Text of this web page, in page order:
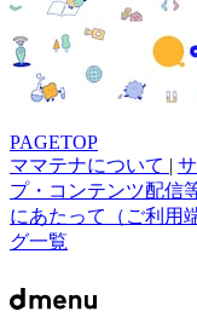
PAGETOP
ママテナについて |
プ・コンテンツ配信
にあたって（ご利用
グ一覧